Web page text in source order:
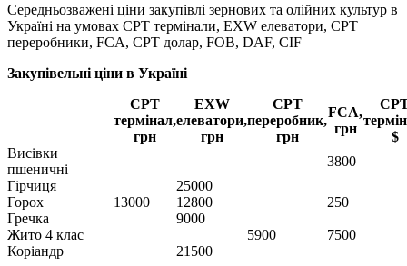
Середньозважені ціни закупівлі зернових та олійних культур в
Україні на умовах CPT термінали, EXW елеватори, CPT
переробники, FCA, CPT долар, FOB, DAF, CIF
Закупівельні ціни в Україні
CPT
термінал,
грн
EXW
елеватори,
грн
CPT
переробник,
грн
FCA,
грн
$
Висівки
пшеничні
3800
Гірчиця
25000
Горох
13000 12800
250
Гречка
9000
Жито 4 клас
5900
7500
Коріандр
21500